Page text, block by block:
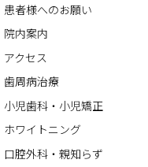
患者様へのお願い
院内案内
アクセス
歯周病治療
小児歯科・小児矯正
ホワイトニング
口腔外科・親知らず